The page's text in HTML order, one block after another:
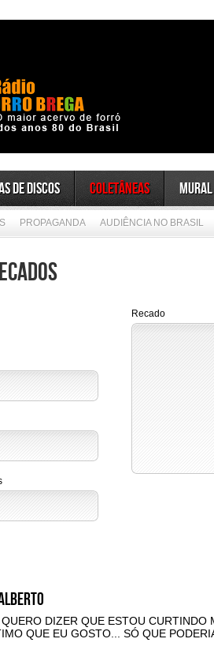
de Discos Coletâneas Mural
PROPAGANDA AUDIÊNCIA NO BRASIL
Recado
DIZER QUE ESTOU CURTINDO
QUE EU GOSTO... SÓ QUE